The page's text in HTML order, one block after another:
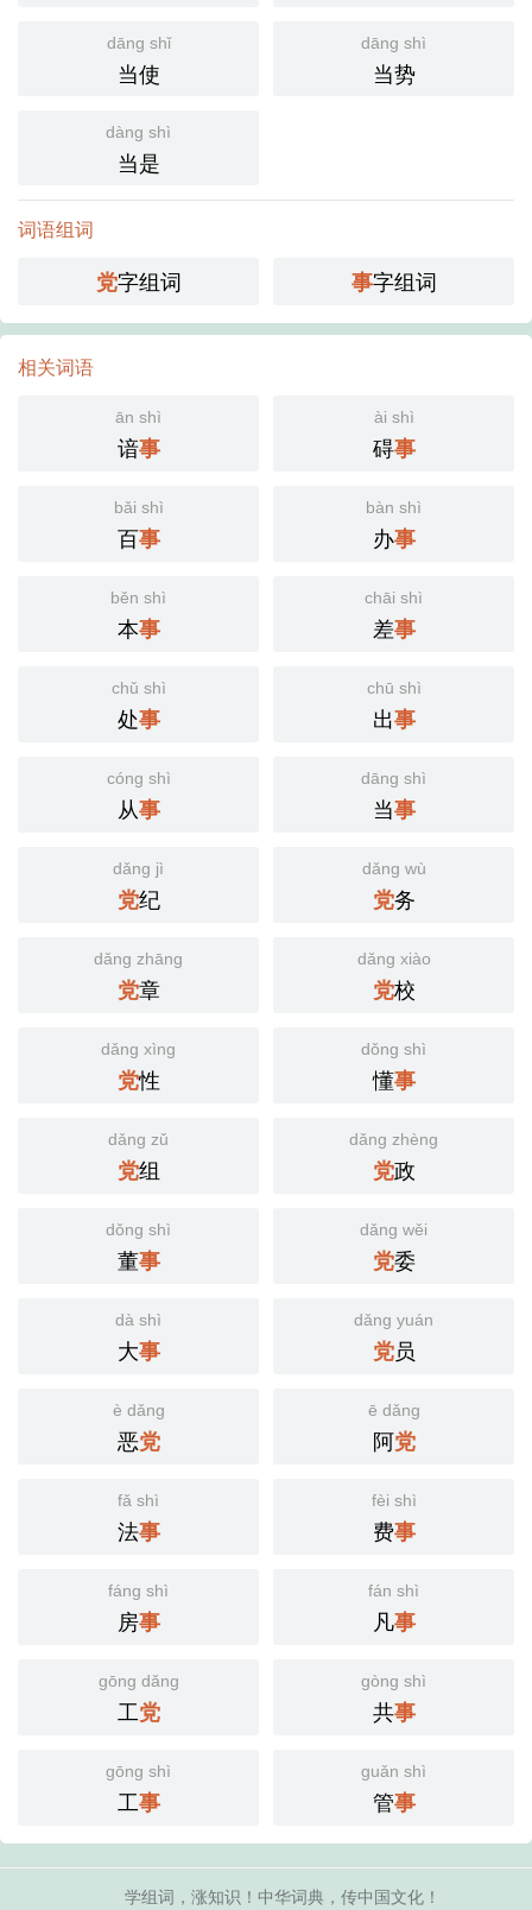
dāng shǐ
当使
dāng shì
当势
dàng shì
当是
词语组词
党字组词 事字组词
相关词语
ān shì
谙事
ài shì
碍事
bǎi shì
百事
bàn shì
办事
běn shì
本事
chāi shì
差事
chǔ shì
处事
chū shì
出事
cóng shì
从事
dāng shì
当事
dǎng jì
党纪
dǎng wù
党务
dǎng zhāng
党章
dǎng xiào
党校
dǎng xìng
党性
dǒng shì
懂事
dǎng zǔ
党组
dǎng zhèng
党政
dǒng shì
董事
dǎng wěi
党委
dà shì
大事
dǎng yuán
党员
è dǎng
恶党
ē dǎng
阿党
fǎ shì
法事
fèi shì
费事
fáng shì
房事
fán shì
凡事
gōng dǎng
工党
gòng shì
共事
gōng shì
工事
guǎn shì
管事
学组词，涨知识！中华词典，传中国文化！